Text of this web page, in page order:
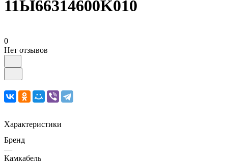
11Ы66314600K010
0
Нет отзывов
Характеристики
Бренд
—
Камкабель